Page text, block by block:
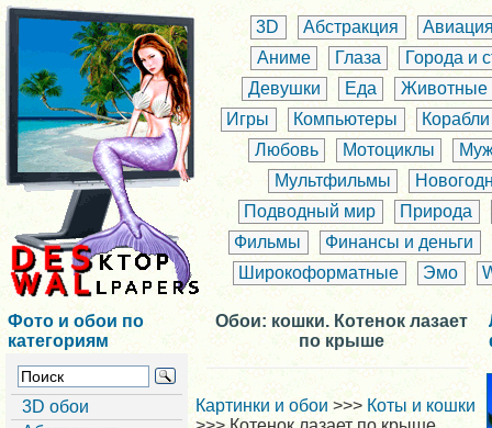
3D Абстракция
Аниме
Глаза
Города и
Девушки
Еда
Животные
Игры
Компьютеры
Корабли
Любовь
Мотоциклы
Мультфильмы
Подводный мир
Природа
Фильмы
Финансы и деньги
Широкоформатные
Эмо
Фото и обои по
категориям
3D обои
Обои: кошки. Котенок лазает
по крыше
Картинки и обои >>> Коты и кошки